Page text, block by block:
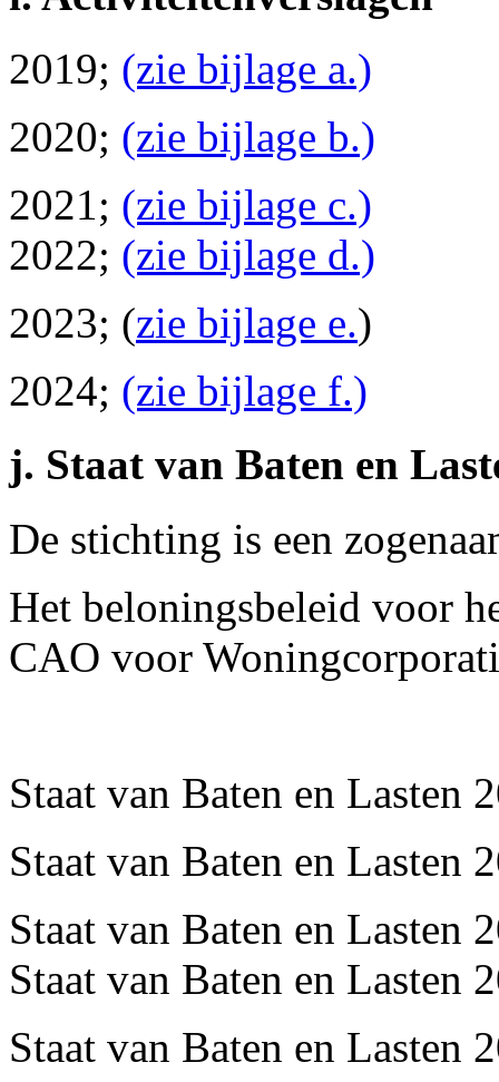
2019; (zie bijlage a.)
2020; (zie bijlage b.)
2021; (zie bijlage c.)
2022; (zie bijlage d.)
2023; (zie bijlage e.)
2024; (zie bijlage f.)
j. Staat van Baten en
De stichting is een
Het beloningsbeleid voor
CAO voor
Staat van Baten en Lasten
Staat van Baten en Lasten
Staat van Baten en Lasten
Staat van Baten en Lasten
Staat van Baten en Lasten